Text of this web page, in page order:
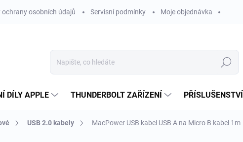
ochrany osobních údajů Servisní podmínky Moje objednávka
Hledat
DÍLY APPLE THUNDERBOLT ZAŘÍZENÍ PŘÍSLUŠENSTVÍ
USB 2.0 kabely MacPower USB kabel USB A na Micro B kabel 1m